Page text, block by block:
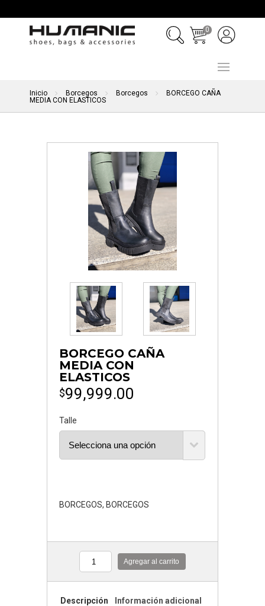
0
Inicio Borcegos Borcegos
BORCEGO CAÑA
MEDIA CON ELASTICOS
BORCEGO CAÑA
MEDIA CON
ELASTICOS
$99,999.00
Talle
BORCEGOS, BORCEGOS
Cantidad Agregar al carrito
Descripción Información adicional